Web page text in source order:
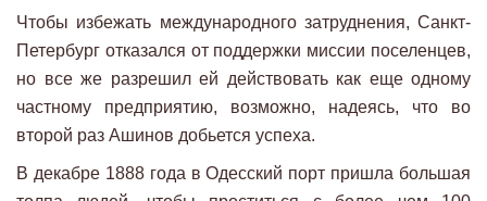
Чтобы избежать международного затруднения, Санкт-
Петербург отказался от поддержки миссии поселенцев,
но все же разрешил ей действовать как еще одному
частному предприятию, возможно, надеясь, что во
второй раз Ашинов добьется успеха.
В декабре 1888 года в Одесский порт пришла большая